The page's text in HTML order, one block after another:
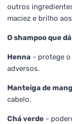
outros
maciez e brilho
O shampoo que
Henna - protege
adversos.
Manteiga de
cabelo.
Chá verde -